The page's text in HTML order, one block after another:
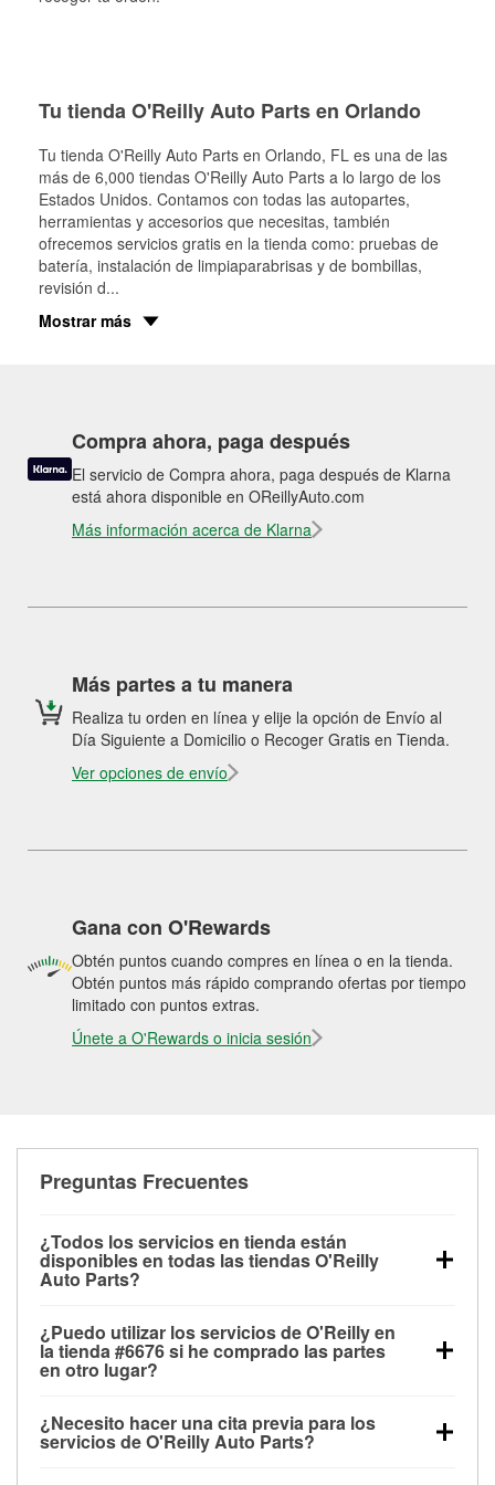
Tu tienda O'Reilly Auto Parts en Orlando
Tu tienda O'Reilly Auto Parts en Orlando, FL es una de las
más de 6,000 tiendas O'Reilly Auto Parts a lo largo de los
Estados Unidos. Contamos con todas las autopartes,
herramientas y accesorios que necesitas, también
ofrecemos servicios gratis en la tienda como: pruebas de
batería, instalación de limpiaparabrisas y de bombillas,
revisión d...
Mostrar más
Compra ahora, paga después
El servicio de Compra ahora, paga después de Klarna
está ahora disponible en OReillyAuto.com
Más información acerca de Klarna
Más partes a tu manera
Realiza tu orden en línea y elije la opción de Envío al
Día Siguiente a Domicilio o Recoger Gratis en Tienda.
Ver opciones de envío
Gana con O'Rewards
Obtén puntos cuando compres en línea o en la tienda.
Obtén puntos más rápido comprando ofertas por tiempo
limitado con puntos extras.
Únete a O'Rewards o inicia sesión
Preguntas Frecuentes
¿Todos los servicios en tienda están
disponibles en todas las tiendas O'Reilly
Auto Parts?
las pruebas de batería, pruebas de alternador y
motor de arranque, revisión de la luz “Check Engine”
con O'Reilly VeriScan® e instalación de
limpiaparabrisas o bombillas, están disponibles en
todas las tiendas O'Reilly Auto Parts. La tienda
¿Puedo utilizar los servicios de O'Reilly en
la tienda #6676 si he comprado las partes
en otro lugar?
de O'Reilly Auto Parts que estén disponibles en la
tienda #6676 de Orlando, FL aunque hayas
¿Necesito hacer una cita previa para los
servicios de O'Reilly Auto Parts?